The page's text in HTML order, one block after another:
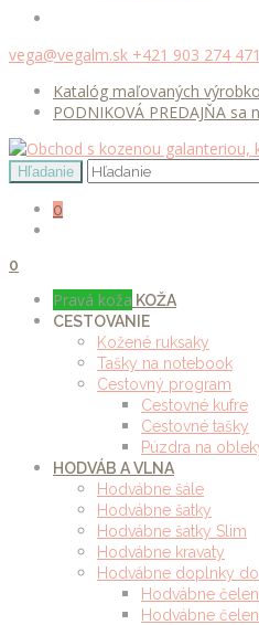
vega@vegalm.sk +421 903 274 471
Katalóg maľovaných
PODNIKOVÁ PREDAJŇA
0
0
Pravá koža KOŽA
CESTOVANIE
Kožené ruksaky
Tašky na notebook
Cestovný program
Cestovné kufre
Cestovné tašky
Púzdra na
HODVÁB A VLNA
Hodvábne šále
Hodvábne šatky
Hodvábne šatky Slim
Hodvábne kravaty
Hodvábne doplnky
Hodvábne
Hodvábne